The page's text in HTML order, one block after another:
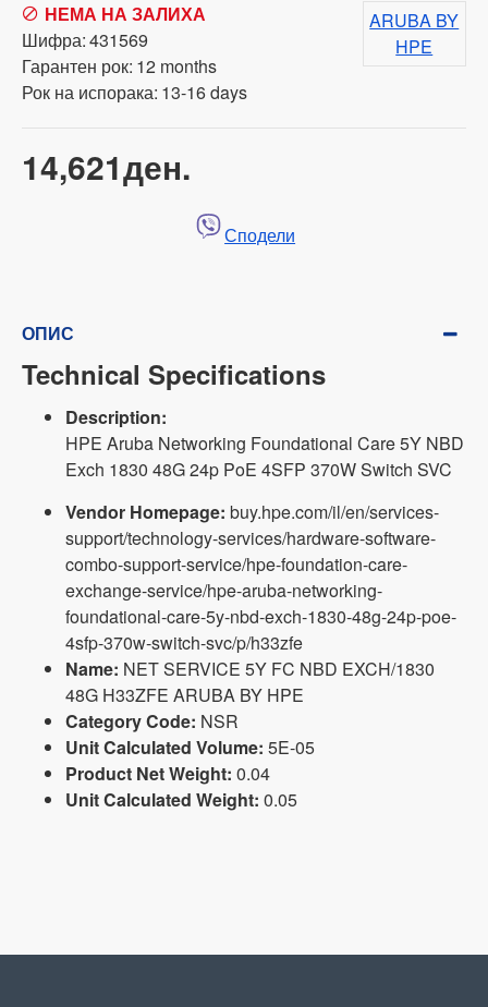
14,621ден.
НЕМА НА ЗАЛИХА
Шифра:431569
Гарантен рок: 12 months
Рок на испорака: 13-16 days
ARUBA BY
HPE
Сподели
ОПИС
Technical Specifications
Description:
HPE Aruba Networking Foundational Care 5Y NBD
Exch 1830 48G 24p PoE 4SFP 370W Switch SVC
Vendor Homepage: buy.hpe.com/il/en/services-
support/technology-services/hardware-software-
combo-support-service/hpe-foundation-care-
exchange-service/hpe-aruba-networking-
foundational-care-5y-nbd-exch-1830-48g-24p-poe-
4sfp-370w-switch-svc/p/h33zfe
Name: NET SERVICE 5Y FC NBD EXCH/1830
48G H33ZFE ARUBA BY HPE
Category Code: NSR
Unit Calculated Volume: 5E-05
Product Net Weight: 0.04
Unit Calculated Weight: 0.05